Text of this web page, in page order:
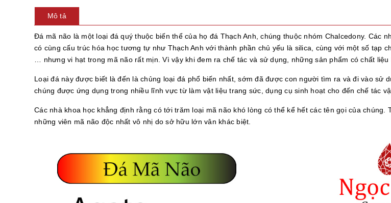
Mô tả
Đá mã não là một loại đá quý thuộc biến thể của họ đá Thạch Anh, chúng thuộc nhóm Chalcedony. Các
có cùng cấu trúc hóa học tương tự như Thạch Anh với thành phần chủ yếu là silica, cùng với một số tạp
… nhưng vi hạt trong mã não rất mịn. Vì vậy khi đem ra chế tác và sử dụng, những sản phẩm có chất liệu
Loại đá này được biết là đến là chủng loại đá phổ biến nhất, sớm đã được con người tìm ra và đi vào sử
chúng được ứng dụng trong nhiều lĩnh vực từ làm vật liệu trang sức, dụng cụ sinh hoạt cho đến chế tác
Các nhà khoa học khẳng định rằng có tới trăm loại mã não khó lòng có thể kể hết các tên gọi của chúng.
những viên mã não độc nhất vô nhị do sở hữu lớn vân khác biệt.